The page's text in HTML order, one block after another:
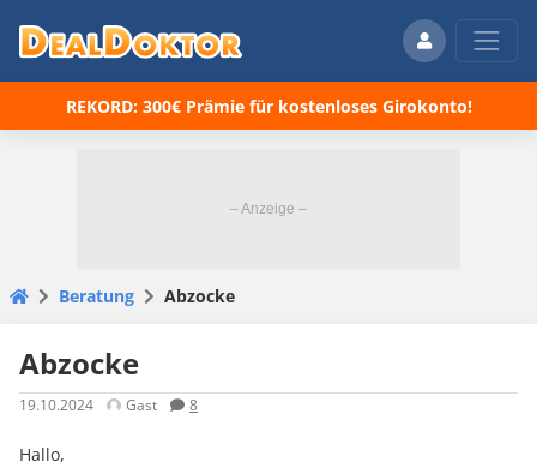
REKORD: 300€ Prämie für kostenloses Girokonto!
Beratung Abzocke
Abzocke
19.10.2024 Gast 8
Hallo,